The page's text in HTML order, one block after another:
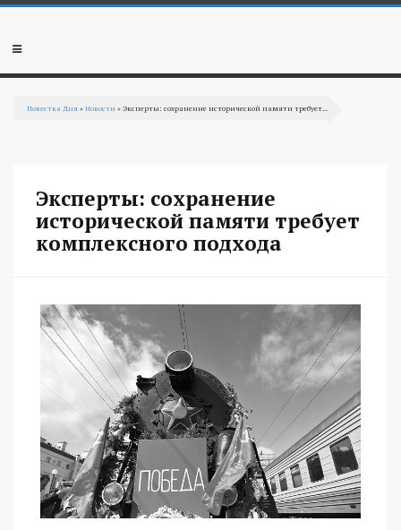
Перейти к основному содержанию
Мобильное
Повестка Дня »Новости » Эксперты: сохранение исторической памяти требует...
Эксперты: сохранение
исторической памяти требует
комплексного подхода